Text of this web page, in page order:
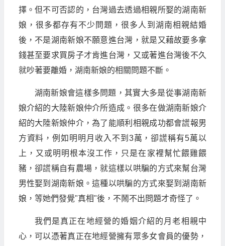
擇。但不可否認的，台灣過去透過相親所娶的湖南新
娘，很多都存有不少問題，很多人到湖南相親結婚
後，不是湖南新娘不願意進台灣，就是又藉故要多拿
錢甚至要求買房子才肯進台灣，又或著進台灣後不久
就吵著要離婚，湖南新娘的相關問題不斷。
湖南新娘會這樣多問題，其實大多是從事湖南新
娘介紹的大陸新娘仲介所造成。很多在做湖南新娘介
紹的大陸新娘仲介，為了能順利相親成功都會謊報男
方資料，例如明明月收入不到3萬，卻謊稱有5萬以
上，又或明明根本沒工作，只是在家裡幫忙餵雞餵
豬，卻謊稱自有農場，就這樣以哄騙的方式來幫台灣
男性娶到湖南新娘。這種以哄騙的方式來娶到湖南新
娘，等她們發覺"真相"後，不鬧不出問題才奇怪了。
我們是真正在地經營的婚姻介紹的月老相親中
心，可以憑著真正在地經營擁有眾多女會員的優勢，